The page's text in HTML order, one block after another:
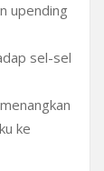
upending
sel-sel
ke